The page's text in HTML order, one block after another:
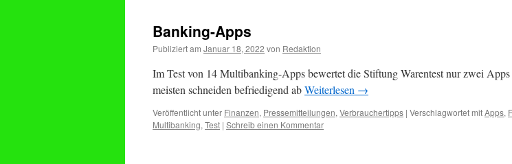
Banking-Apps
Publiziert am Januar 18, 2022 von Redaktion
Im Test von 14 Multibanking-Apps bewertet die Stiftung Warentest nur zwei
meisten schneiden befriedigend abWeiterlesen →
Veröffentlicht unter Finanzen, Pressemitteilungen, Verbrauchertipps | Verschlagwortet mitApps,
Multibanking, Test | Schreib einen Kommentar